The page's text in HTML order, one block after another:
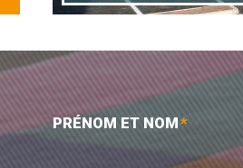
PRÉNOM ET NOM*